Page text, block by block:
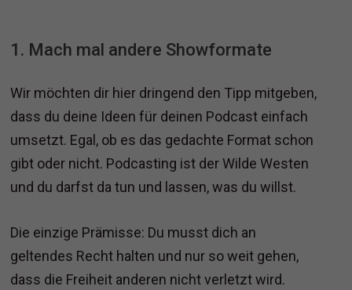
1. Mach mal andere Showformate
Wir möchten dir hier dringend den Tipp mitgeben,
dass du deine Ideen für deinen Podcast einfach
umsetzt. Egal, ob es das gedachte Format schon
gibt oder nicht. Podcasting ist der Wilde Westen
und du darfst da tun und lassen, was du willst.
Die einzige Prämisse: Du musst dich an
geltendes Recht halten und nur so weit gehen,
dass die Freiheit anderen nicht verletzt wird.